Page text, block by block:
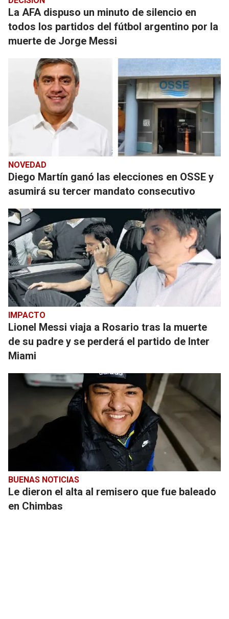
La AFA dispuso un minuto de silencio en
todos los partidos del fútbol argentino por la
muerte de Jorge Messi
NOVEDAD
Diego Martín ganó las elecciones en OSSE y
asumirá su tercer mandato consecutivo
IMPACTO
Lionel Messi viaja a Rosario tras la muerte
de su padre y se perderá el partido de Inter
Miami
BUENAS NOTICIAS
Le dieron el alta al remisero que fue baleado
en Chimbas